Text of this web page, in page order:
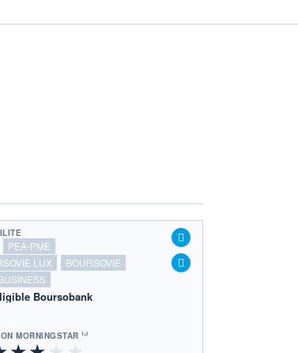
PEA-PME
LUX
BOURSOVIE
Boursobank
MORNINGSTAR ⁽¹⁾